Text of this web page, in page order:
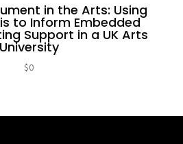
in the Arts: Using
to Inform Embedded
Support in a UK Arts
University
$0